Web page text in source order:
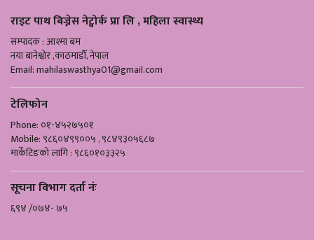
राइट पाथ बिज्नेस नेट्वोर्क प्रा लि , महिला स्वास्थ्य
सम्पादक : आश्मा बम
नया बानेश्वोर ,काठमाडौँ, नेपाल
Email:mahilaswasthya01@gmail.com
टेलिफोन
Phone: ०१-४५२७५०१
Mobile: ९८६०४९९००५ , ९८४९३०५६८७
मार्केटिङको लागि : ९८६०१०३३२५
सूचना विभाग दर्ता नंः
६९४ /०७४- ७५